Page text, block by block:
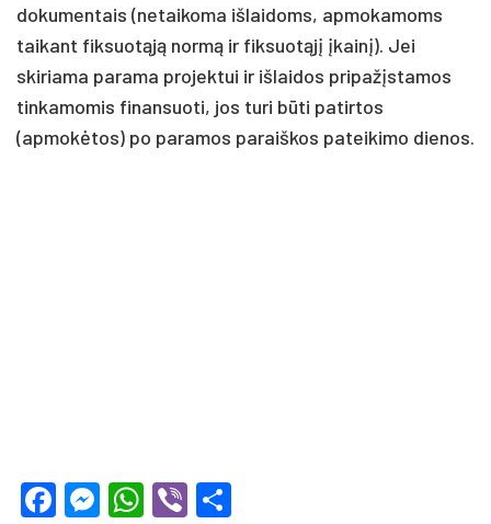
dokumentais (netaikoma išlaidoms, apmokamoms
taikant fiksuotąją normą ir fiksuotąjį įkainį). Jei
skiriama parama projektui ir išlaidos pripažįstamos
tinkamomis finansuoti, jos turi būti patirtos
(apmokėtos) po paramos paraiškos pateikimo dienos.
Facebook
Messenger
WhatsApp
Viber